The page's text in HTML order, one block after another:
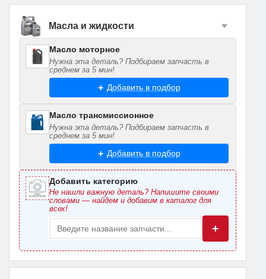
Масла и жидкости
Масло моторное
Нужна эта деталь? Подбираем запчасть в
среднем за 5 мин!
Добавить в подбор
Масло трансмиссионное
Нужна эта деталь? Подбираем запчасть в
среднем за 5 мин!
Добавить в подбор
Добавить категорию
Не нашли важную деталь? Напишите своими
словами — найдем и добавим в каталог для
всех!
+